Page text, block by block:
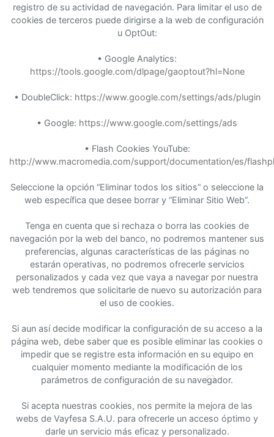
registro de su actividad de navegación. Para limitar el uso de
cookies de terceros puede dirigirse a la web de configuración
u OptOut:
• Google Analytics:
https://tools.google.com/dlpage/gaoptout?hl=None
• DoubleClick: https://www.google.com/settings/ads/plugin
• Google: https://www.google.com/settings/ads
• Flash Cookies YouTube:
http://www.macromedia.com/support/documentation/es/
Seleccione la opción “Eliminar todos los sitios” o seleccione la
web específica que desee borrar y “Eliminar Sitio Web”.
Tenga en cuenta que si rechaza o borra las cookies de
navegación por la web del banco, no podremos mantener sus
preferencias, algunas características de las páginas no
estarán operativas, no podremos ofrecerle servicios
personalizados y cada vez que vaya a navegar por nuestra
web tendremos que solicitarle de nuevo su autorización para
el uso de cookies.
Si aun así decide modificar la configuración de su acceso a la
página web, debe saber que es posible eliminar las cookies o
impedir que se registre esta información en su equipo en
cualquier momento mediante la modificación de los
parámetros de configuración de su navegador.
Si acepta nuestras cookies, nos permite la mejora de las
webs de Vayfesa S.A.U. para ofrecerle un acceso óptimo y
darle un servicio más eficaz y personalizado.